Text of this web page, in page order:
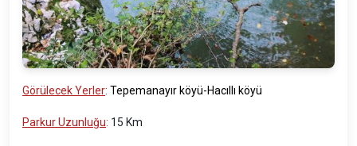
Görülecek Yerler: Tepemanayır köyü-Hacıllı köyü
Parkur Uzunluğu: 15 Km